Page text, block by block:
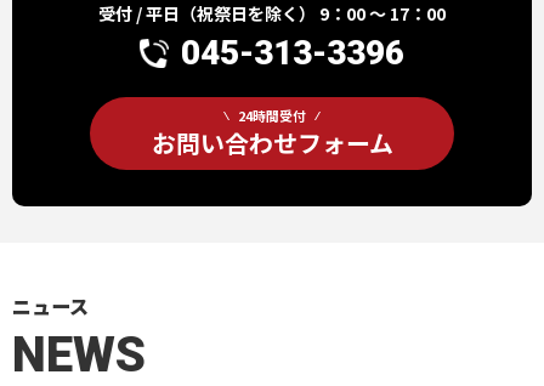
受付 / 平日（祝祭日を除く） 9：00 ～ 17：00
045-313-3396
24時間受付
お問い合わせフォーム
ニュース
NEWS